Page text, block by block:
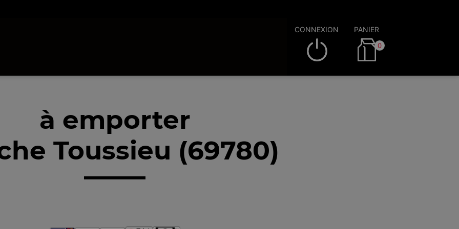
CONNEXION PANIER
0
à emporter
Toussieu (69780)